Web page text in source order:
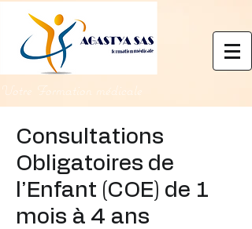
Votre Formation médicale
Consultations
Obligatoires de
l’Enfant (COE) de 1
mois à 4 ans